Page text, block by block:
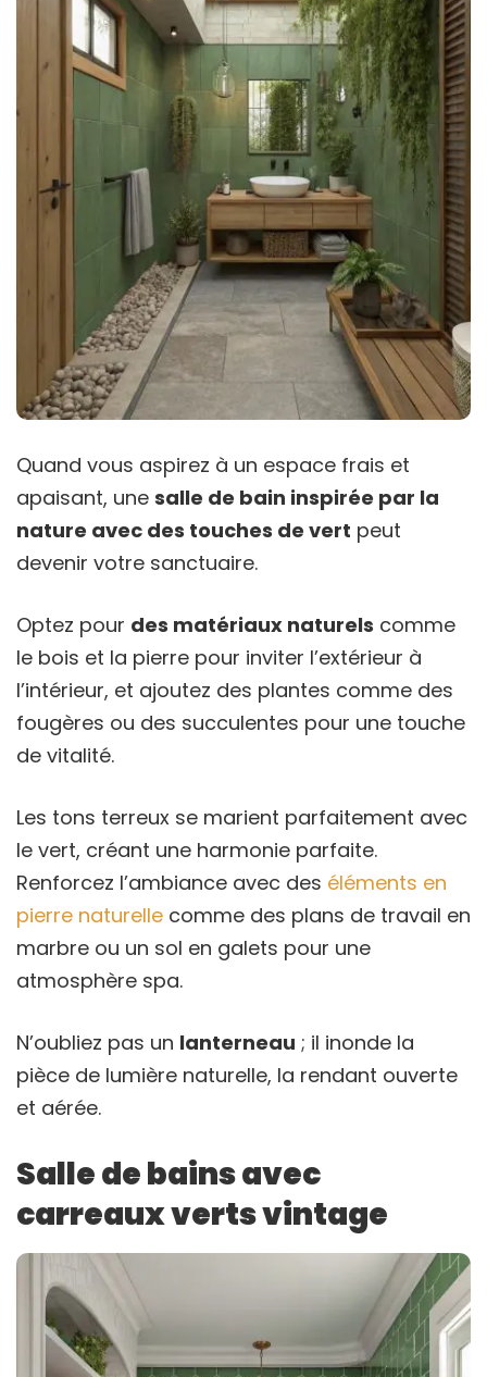
Quand vous aspirez à un espace frais et
apaisant, une salle de bain inspirée par la
nature avec des touches de vert peut
devenir votre sanctuaire.
Optez pour des matériaux naturels comme
le bois et la pierre pour inviter l’extérieur à
l’intérieur, et ajoutez des plantes comme des
fougères ou des succulentes pour une touche
de vitalité.
Les tons terreux se marient parfaitement avec
le vert, créant une harmonie parfaite.
Renforcez l’ambiance avec des éléments en
pierre naturelle comme des plans de travail en
marbre ou un sol en galets pour une
atmosphère spa.
N’oubliez pas un lanterneau ; il inonde la
pièce de lumière naturelle, la rendant ouverte
et aérée.
Salle de bains avec
carreaux verts vintage